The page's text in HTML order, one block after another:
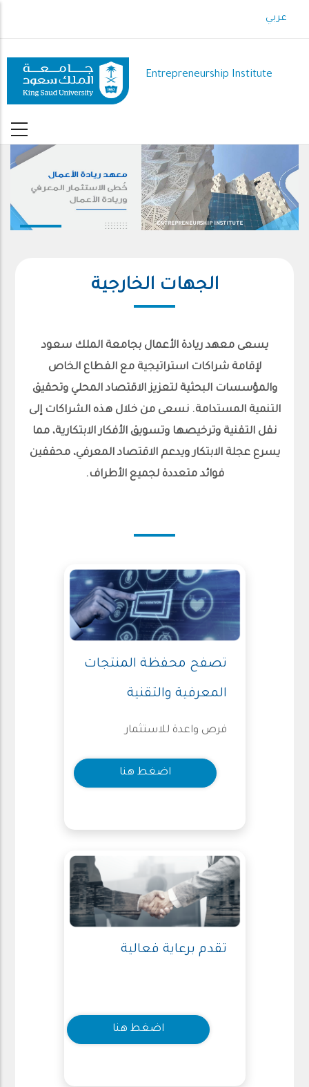
content
عربي
Entrepreneurship Institute
ENTREPRENEURSHIP INSTITUTE
الجهات الخارجية
يسعى معهد ريادة الأعمال بجامعة الملك سعود
لإقامة شراكات استراتيجية مع القطاع الخاص
والمؤسسات البحثية لتعزيز الاقتصاد المحلي وتحقيق
التنمية المستدامة. نسعى من خلال هذه الشراكات إلى
نقل التقنية وترخيصها وتسويق الأفكار الابتكارية، مما
يسرع عجلة الابتكار ويدعم الاقتصاد المعرفي، محققين
فوائد متعددة لجميع الأطراف.
تصفح محفظة المنتجات
المعرفية والتقنية
فرص واعدة للاستثمار
اضغط هنا
تقدم برعاية فعالية
اضغط هنا